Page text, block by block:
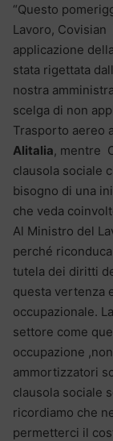
“Questo
Lavoro, Covisian
applicazione
stata rigettata
nostra
scelga di non
Trasporto aereo
Alitalia, mentre
clausola sociale
bisogno di una
che veda
Al Ministro del
perché
tutela dei diritti
questa vertenza
occupazionale.
settore come
occupazione
ammortizzatori
clausola sociale
ricordiamo che
permetterci il